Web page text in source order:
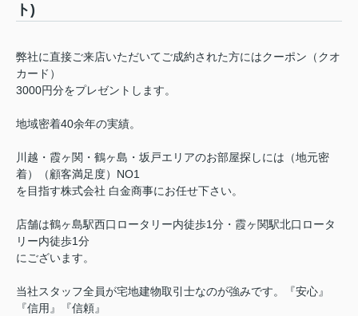
ト)
弊社に直接ご来店いただいてご成約された方にはクーポン（クオ
カード）
3000円分をプレゼントします。
地域密着40余年の実績。
川越・霞ヶ関・鶴ヶ島・坂戸エリアのお部屋探しには（地元密
着）（顧客満足度）NO1
を目指す株式会社 白金商事にお任せ下さい。
店舗は鶴ヶ島駅西口ロータリー内徒歩1分・霞ヶ関駅北口ロータ
リー内徒歩1分
にございます。
当社スタッフ全員が宅地建物取引士なのが強みです。『安心』
『信用』『信頼』